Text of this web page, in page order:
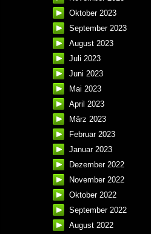
Oktober 2023
September 2023
August 2023
Juli 2023
Juni 2023
Mai 2023
April 2023
März 2023
Februar 2023
Januar 2023
Dezember 2022
November 2022
Oktober 2022
September 2022
August 2022